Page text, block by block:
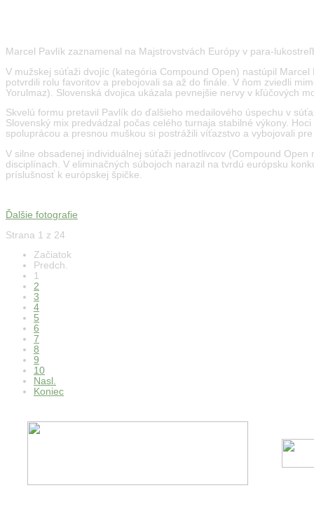
Marcel Pavlík zaznamenal na Majstrovstvách Európy v para-
V mužskej súťaži dvojíc (kategória Compound Open) nastúpil
potvrdili rolu favoritov a prebojovali sa až do finále. V ňom zviedli
Yorulmaz). Slovenská dvojica ukázala pevnejšie nervy v kľúčových
Skvelú formu pretavil Pavlík do ďalšieho medailového úspechu v
Slovenský mix predvádzal počas celého turnaja stabilné výkony.
spoluprácou a presnou muškou si postrážili víťazstvo a vybojovali
V silne obsadenej individuálnej súťaži jednotlivcov (Compound
disciplínach. V eliminačných súbojoch narazil na tvrdú európsku
príslušnosť k európskej špičke.
Ďalšie fotografie
Strana 1 z 24
Začiatok
Predch.
1
2
3
4
5
6
7
8
9
10
Nasl.
Koniec